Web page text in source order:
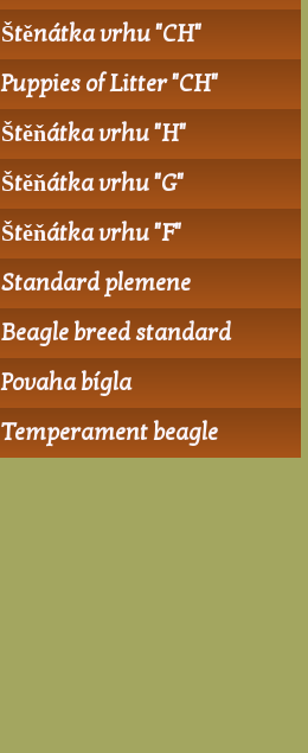
Štěnátka vrhu "CH"
Puppies of Litter "CH"
Štěňátka vrhu "H"
Štěňátka vrhu "G"
Štěňátka vrhu "F"
Standard plemene
Beagle breed standard
Povaha bígla
Temperament beagle